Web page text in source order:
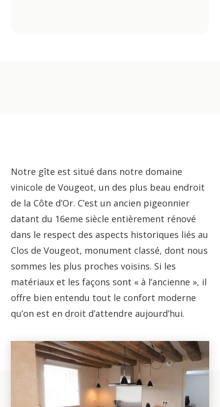
Notre gîte est situé dans notre domaine
vinicole de Vougeot, un des plus beau endroit
de la Côte d’Or. C’est un ancien pigeonnier
datant du 16eme siècle entièrement rénové
dans le respect des aspects historiques liés au
Clos de Vougeot, monument classé, dont nous
sommes les plus proches voisins. Si les
matériaux et les façons sont « à l’ancienne », il
offre bien entendu tout le confort moderne
qu’on est en droit d’attendre aujourd’hui.